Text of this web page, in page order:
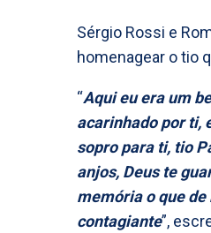
Sérgio Rossi e
homenagear o tio
“Aqui eu era um
acarinhado por ti,
sopro para ti, tio
anjos, Deus te
memória o que
contagiante”,